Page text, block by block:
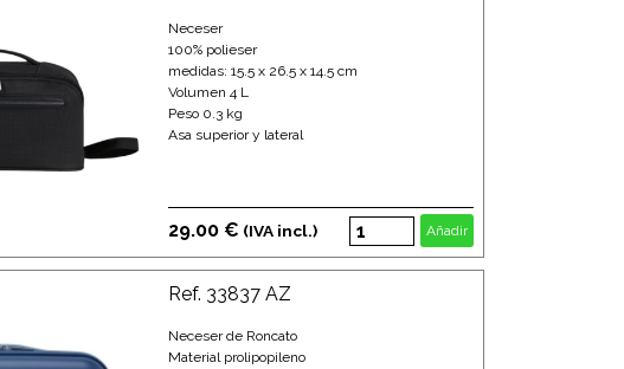
Neceser
100% polieser
medidas: 15.5 x 26.5 x 14.5 cm
Volumen 4 L
Peso 0.3 kg
Asa superior y lateral
29.00 € (IVA incl.) Añadir
Ref. 33837 AZ
Neceser de Roncato
Material prolipopileno